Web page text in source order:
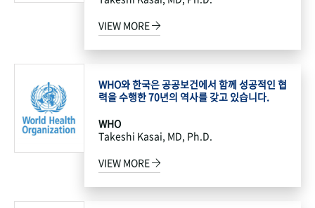
VIEW MORE
WHO와 한국은 공공보건에서 함께 성공적인 협
력을 수행한 70년의 역사를 갖고 있습니다.
WHO
Takeshi Kasai, MD, Ph.D.
VIEW MORE